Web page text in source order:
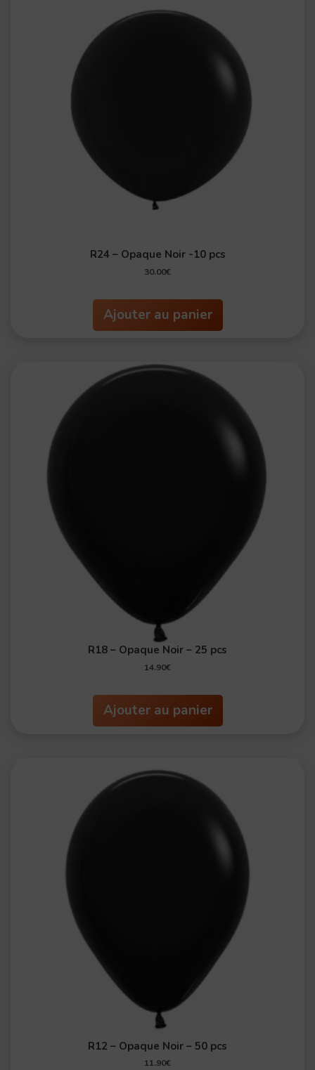
R24 – Opaque Noir -10 pcs
30.00€
Ajouter au panier
R18 – Opaque Noir – 25 pcs
14.90€
Ajouter au panier
R12 – Opaque Noir – 50 pcs
11.90€